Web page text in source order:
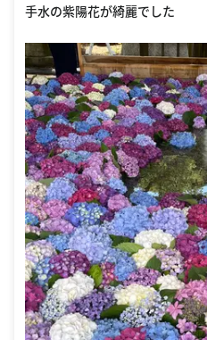
手水の紫陽花が綺麗でした